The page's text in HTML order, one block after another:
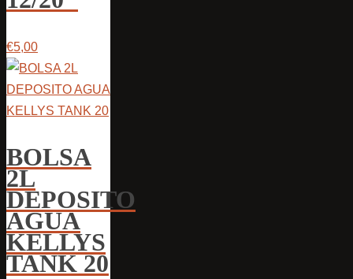
€5,00
BOLSA
2L
DEPOSITO
AGUA
KELLYS
TANK 20